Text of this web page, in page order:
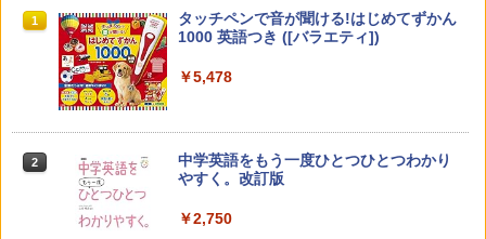
1 教育者のためのコーチング入門
2
カウンセリングとは何か 変化するという
こと (講談社現代新書 2787)
￥1,540
1
パイロット スイスイおえかき for Study
何回も書ける! れんしゅうボード ひらが
育
【くもん出版公式特別セット】くもん出
版(KUMON PUBLISHING) くもんの日本
地図パズル 日本の世界遺産すごろく付き
1
タッチペンで音が聞ける!はじめてずかん
1000 英語つき ([バラエティ])
￥5,478
2
中学英語をもう一度ひとつひとつわかり
やすく。改訂版
￥2,750